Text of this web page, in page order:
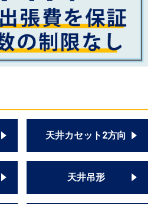
天井カセット2方向
天井吊形